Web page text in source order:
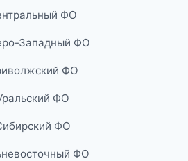
ФО
Западный ФО
ФО
ФО
ФО
ФО